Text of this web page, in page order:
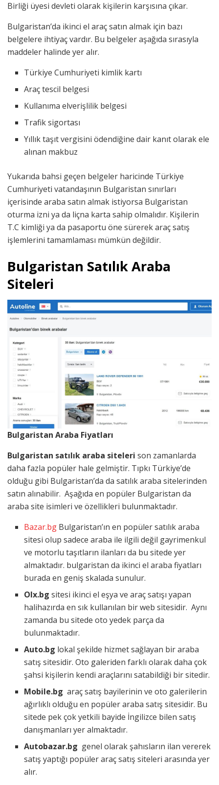
Birliği üyesi devleti olarak kişilerin karşısına çıkar.
Bulgaristan’da ikinci el araç satın almak için bazı
belgelere ihtiyaç vardır. Bu belgeler aşağıda sırasıyla
maddeler halinde yer alır.
Türkiye Cumhuriyeti kimlik kartı
Araç tescil belgesi
Kullanıma elverişlilik belgesi
Trafik sigortası
Yıllık taşıt vergisini ödendiğine dair kanıt olarak ele
alınan makbuz
Yukarıda bahsi geçen belgeler haricinde Türkiye
Cumhuriyeti vatandaşının Bulgaristan sınırları
içerisinde araba satın almak istiyorsa Bulgaristan
oturma izni ya da liçna karta sahip olmalıdır. Kişilerin
T.C kimliği ya da pasaportu öne sürerek araç satış
işlemlerini tamamlaması mümkün değildir.
Bulgaristan Satılık Araba
Siteleri
Bulgaristan Araba Fiyatları
Bulgaristan satılık araba siteleri son zamanlarda
daha fazla popüler hale gelmiştir. Tıpkı Türkiye’de
olduğu gibi Bulgaristan’da da satılık araba sitelerinden
satın alınabilir. Aşağıda en popüler Bulgaristan da
araba site isimleri ve özellikleri bulunmaktadır.
Bazar.bg Bulgaristan’ın en popüler satılık araba
sitesi olup sadece araba ile ilgili değil gayrimenkul
ve motorlu taşıtların ilanları da bu sitede yer
almaktadır. bulgaristan da ikinci el araba fiyatları
burada en geniş skalada sunulur.
Olx.bg sitesi ikinci el eşya ve araç satışı yapan
halihazırda en sık kullanılan bir web sitesidir. Aynı
zamanda bu sitede oto yedek parça da
bulunmaktadır.
Auto.bg lokal şekilde hizmet sağlayan bir araba
satış sitesidir. Oto galeriden farklı olarak daha çok
şahsi kişilerin kendi araçlarını satabildiği bir sitedir.
Mobile.bg araç satış bayilerinin ve oto galerilerin
ağırlıklı olduğu en popüler araba satış sitesidir. Bu
sitede pek çok yetkili bayide İngilizce bilen satış
danışmanları yer almaktadır.
Autobazar.bg genel olarak şahısların ilan vererek
satış yaptığı popüler araç satış siteleri arasında yer
alır.